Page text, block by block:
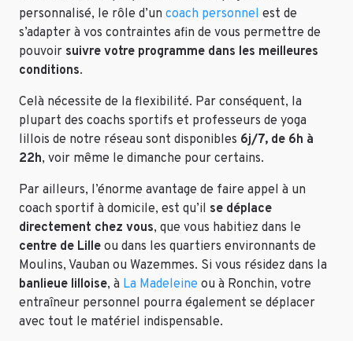
personnalisé, le rôle d’un coach personnel est de
s’adapter à vos contraintes afin de vous permettre de
pouvoir suivre votre programme dans les meilleures
conditions.
Celà nécessite de la flexibilité. Par conséquent, la
plupart des coachs sportifs et professeurs de yoga
lillois de notre réseau sont disponibles 6j/7, de 6h à
22h, voir même le dimanche pour certains.
Par ailleurs, l’énorme avantage de faire appel à un
coach sportif à domicile, est qu’il se déplace
directement chez vous, que vous habitiez dans le
centre de Lille ou dans les quartiers environnants de
Moulins, Vauban ou Wazemmes. Si vous résidez dans la
banlieue lilloise, à La Madeleine ou à Ronchin, votre
entraîneur personnel pourra également se déplacer
avec tout le matériel indispensable.